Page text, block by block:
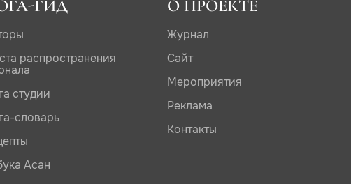
ГИД
распространения
студии
словарь
Асан
О ПРОЕКТЕ
Журнал
Сайт
Мероприятия
Реклама
Контакты